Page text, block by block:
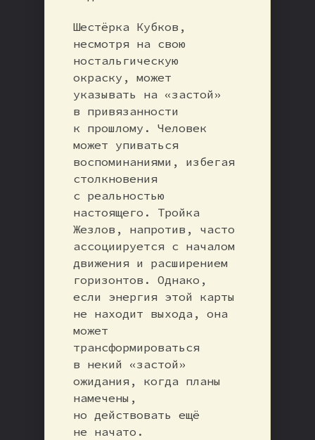
Шестёрка Кубков,
несмотря на свою
ностальгическую
окраску, может
указывать на «застой»
в привязанности
к прошлому. Человек
может упиваться
воспоминаниями, избегая
столкновения
с реальностью
настоящего. Тройка
Жезлов, напротив, часто
ассоциируется с началом
движения и расширением
горизонтов. Однако,
если энергия этой карты
не находит выхода, она
может
трансформироваться
в некий «застой»
ожидания, когда планы
намечены,
но действовать ещё
не начато.